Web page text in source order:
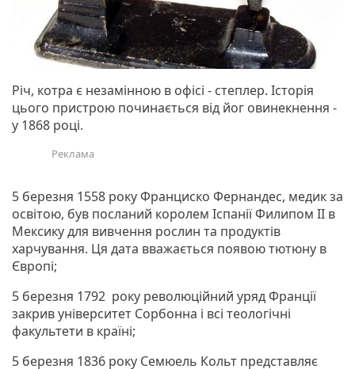
Річ, котра є незамінною в офісі - степлер. Історія
цього пристрою починається від йог овинекнення -
у 1868 році.
5 березня 1558 року Франциско Фернандес, медик за
освітою, був посланий королем Іспанії Филипом ІІ в
Мексику для вивчення рослин та продуктів
харчування. Ця дата вважається появою тютюну в
Європі;
5 березня 1792 року революційний уряд Франції
закрив університет Сорбонна і всі теологічні
факультети в країні;
5 березня 1836 року Семюель Кольт представляє